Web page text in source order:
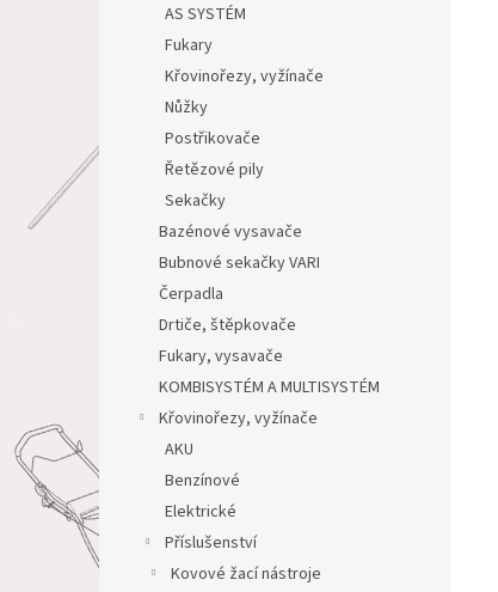
AS SYSTÉM
Fukary
Křovinořezy, vyžínače
Nůžky
Postřikovače
Řetězové pily
Sekačky
Bazénové vysavače
Bubnové sekačky VARI
Čerpadla
Drtiče, štěpkovače
Fukary, vysavače
KOMBISYSTÉM A MULTISYSTÉM
Křovinořezy, vyžínače
AKU
Benzínové
Elektrické
Příslušenství
Kovové žací nástroje